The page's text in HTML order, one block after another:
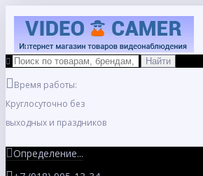
Время работы:
Круглосуточно без
выходных и праздников
Определение...